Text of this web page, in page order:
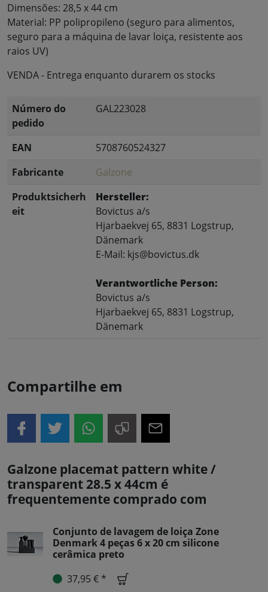
Dimensões: 28,5 x 44 cm
Material: PP polipropileno (seguro para alimentos,
seguro para a máquina de lavar loiça, resistente aos
raios UV)
VENDA - Entrega enquanto durarem os stocks
Número do
pedido
GAL223028
EAN
5708760524327
Fabricante
Galzone
Produktsicherh
eit
Hersteller:
Bovictus a/s
Hjarbaekvej 65, 8831 Logstrup,
Dänemark
E-Mail: kjs@bovictus.dk
Verantwortliche Person:
Bovictus a/s
Hjarbaekvej 65, 8831 Logstrup,
Dänemark
Compartilhe em
Galzone placemat pattern white /
transparent 28.5 x 44cm é
frequentemente comprado com
Conjunto de lavagem de loiça Zone
Denmark 4 peças 6 x 20 cm silicone
cerâmica preto
37,95 € *